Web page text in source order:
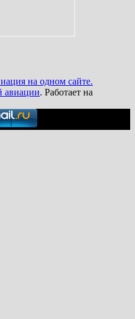
на одном сайте.
авиации. Работает на